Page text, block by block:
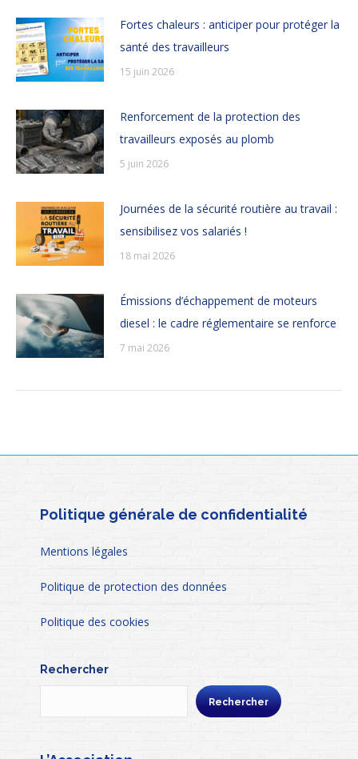
Fortes chaleurs : anticiper pour protéger la
santé des travailleurs
15 juin 2026
Renforcement de la protection des
travailleurs exposés au plomb
5 juin 2026
Journées de la sécurité routière au travail :
sensibilisez vos salariés !
18 mai 2026
Émissions d’échappement de moteurs
diesel : le cadre réglementaire se renforce
7 mai 2026
Politique générale de confidentialité
Mentions légales
Politique de protection des données
Politique des cookies
Rechercher
Rechercher